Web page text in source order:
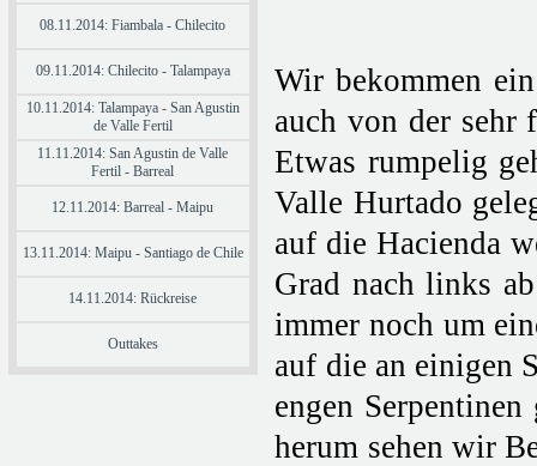
08.11.2014: Fiambala - Chilecito
09.11.2014: Chilecito - Talampaya
10.11.2014: Talampaya - San Agustin
de Valle Fertil
11.11.2014: San Agustin de Valle
Fertil - Barreal
12.11.2014: Barreal - Maipu
13.11.2014: Maipu - Santiago de Chile
14.11.2014: Rückreise
Outtakes
Wir bekommen
auch von der sehr
Etwas rumpelig
Valle Hurtado
auf die Hacienda
Grad nach links
immer noch um
auf die an einigen
engen
herum sehen wir